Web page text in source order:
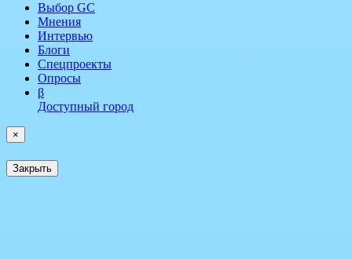
Выбор GC
Мнения
Интервью
Блоги
Спецпроекты
Опросы
β
Доступный город
×
Закрыть